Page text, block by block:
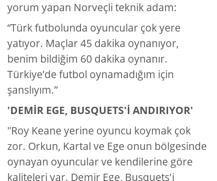
yorum yapan Norveçli teknik adam:
“Türk futbolunda oyuncular çok yere
yatıyor. Maçlar 45 dakika oynanıyor,
benim bildiğim 60 dakika oynanır.
Türkiye’de futbol oynamadığım için
şanslıyım.”
'DEMİR EGE, BUSQUETS'İ ANDIRIYOR'
"Roy Keane yerine oyuncu koymak çok
zor. Orkun, Kartal ve Ege onun bölgesinde
oynayan oyuncular ve kendilerine göre
kaliteleri var. Demir Ege, Busquets'i